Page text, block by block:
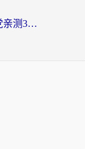
雷神手游和柠檬鲸好用吗？海外党亲测3款回国加速器，教你避开破解VPN坑